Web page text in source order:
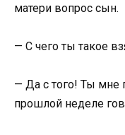
матери вопрос сын.
— С чего ты такое
— Да с того! Ты мне
прошлой неделе